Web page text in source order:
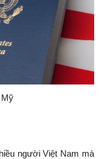
Mỹ
người Việt Nam mà